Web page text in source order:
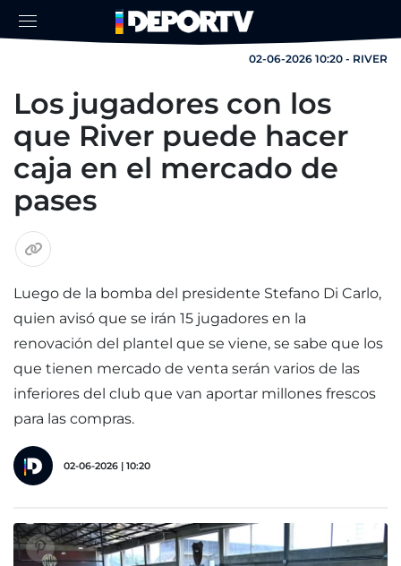
02-06-2026 10:20 - RIVER
Los jugadores con los
que River puede hacer
caja en el mercado de
pases
Luego de la bomba del presidente Stefano Di Carlo,
quien avisó que se irán 15 jugadores en la
renovación del plantel que se viene, se sabe que los
que tienen mercado de venta serán varios de las
inferiores del club que van aportar millones frescos
para las compras.
02-06-2026 | 10:20